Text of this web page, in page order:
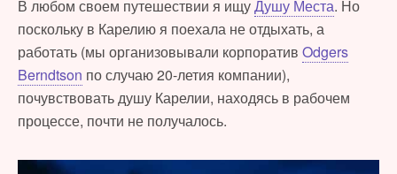
В любом своем путешествии я ищуДушу Места. Но
поскольку в Карелию я поехала не отдыхать, а
работать (мы организовывали корпоратив Odgers
Berndtson по случаю 20-летия компании),
почувствовать душу Карелии, находясь в рабочем
процессе, почти не получалось.